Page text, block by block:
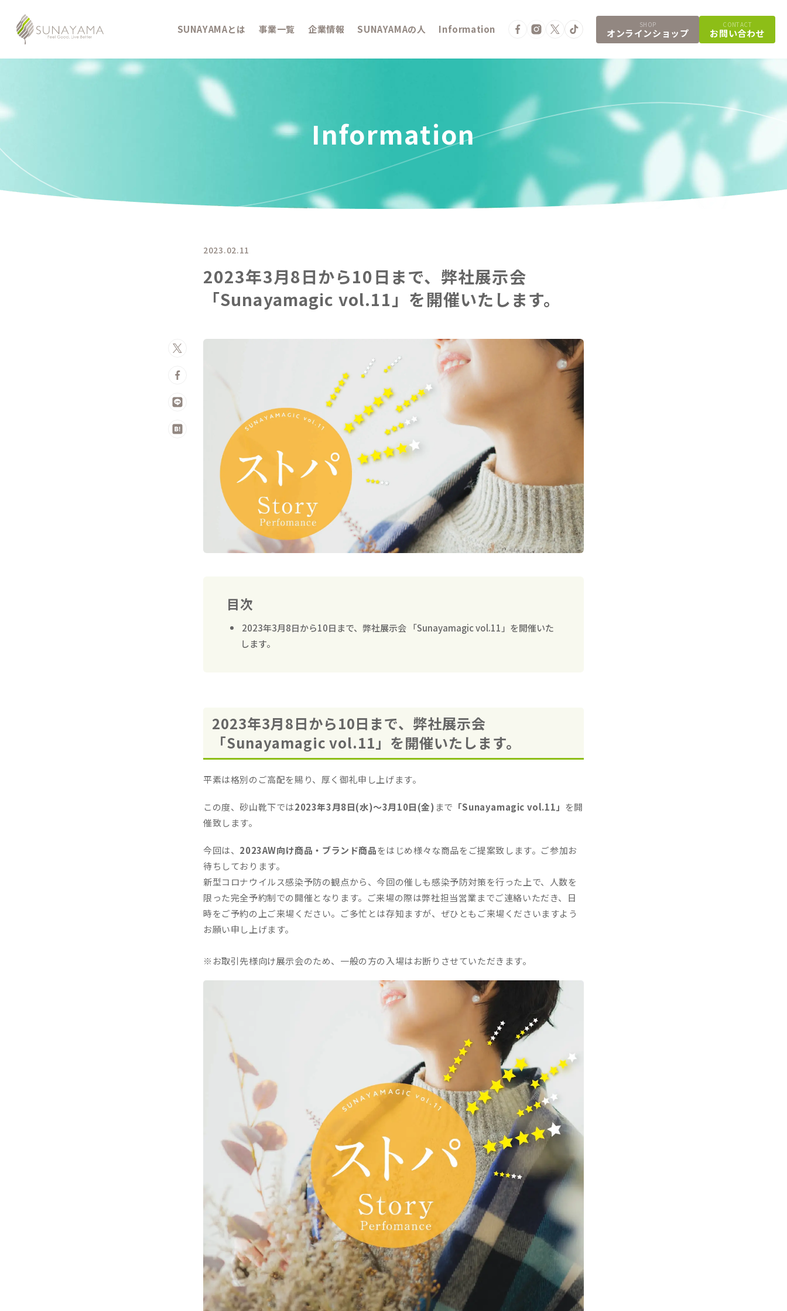
SUNAYAMAとは 事業一覧 企業情報 SUNAYAMAの人 Information SHOP
オンラインショップ
CONTACT
お問い合わせ
Information
2023.02.11
2023年3月8日から10日まで、弊社展示会
「Sunayamagic vol.11」を開催いたします。
目次
2023年3月8日から10日まで、弊社展示会 「Sunayamagic vol.11」を開催いた
します。
2023年3月8日から10日まで、弊社展示会
「Sunayamagic vol.11」を開催いたします。
平素は格別のご高配を賜り、厚く御礼申し上げます。
この度、砂山靴下では2023年3月8日(水)～3月10日(金) まで 「Sunayamagic vol.11」 を開
催致します。
今回は、 2023AW向け商品・ブランド商品をはじめ様々な商品をご提案致します。ご参加お
待ちしております。
新型コロナウイルス感染予防の観点から、今回の催しも感染予防対策を行った上で、人数を
限った完全予約制での開催となります。ご来場の際は弊社担当営業までご連絡いただき、日
時をご予約の上ご来場ください。ご多忙とは存知ますが、ぜひともご来場くださいますよう
お願い申し上げます。
※お取引先様向け展示会のため、一般の方の入場はお断りさせていただきます。